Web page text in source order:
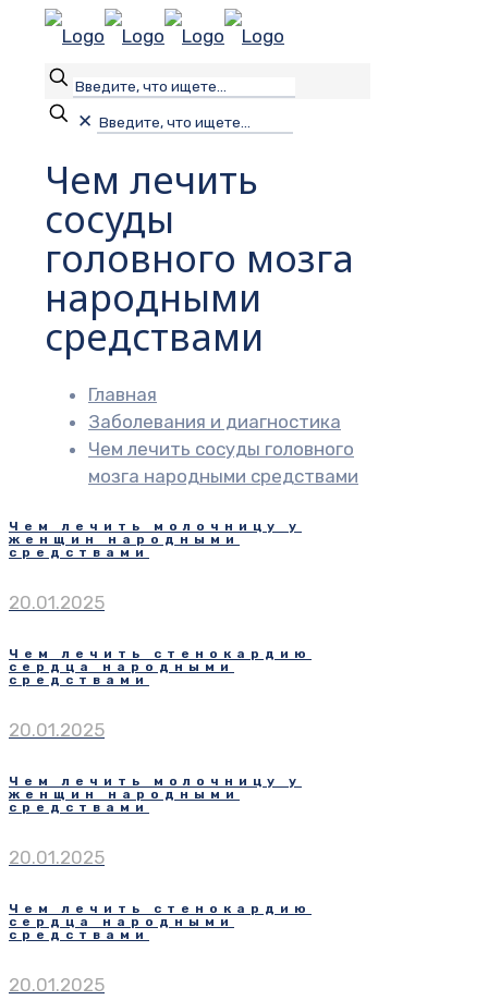
✕
Чем лечить
сосуды
головного мозга
народными
средствами
Главная
Заболевания и диагностика
Чем лечить сосуды головного
мозга народными средствами
Чем лечить молочницу у
женщин народными
средствами
20.01.2025
Чем лечить стенокардию
сердца народными
средствами
20.01.2025
Чем лечить молочницу у
женщин народными
средствами
20.01.2025
Чем лечить стенокардию
сердца народными
средствами
20.01.2025